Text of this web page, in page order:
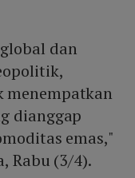
dan
dianggap
emas,"
Rabu (3/4).